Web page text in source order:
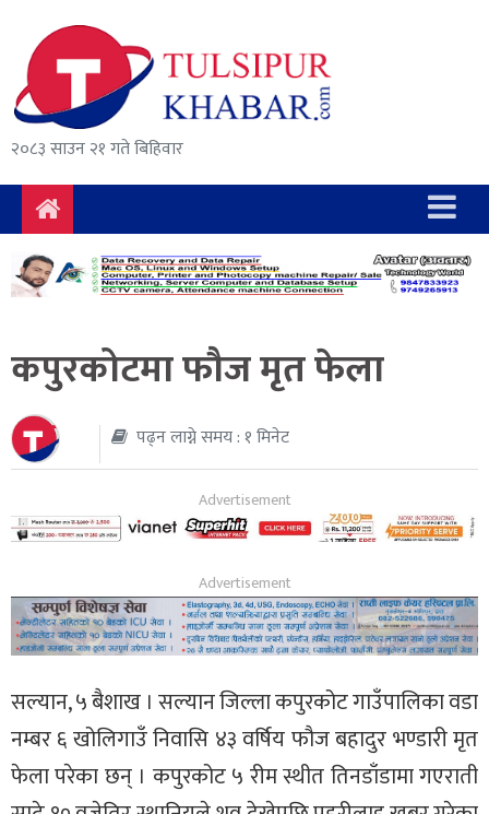
२०८३ साउन २१ गते बिहिवार
समाचार
राजनीति
सुरक्षा/
अपराध
दुर्घटना
विचार
अर्थ
संवाद
थप
कपुरकोटमा फौज मृत फेला
पढ्न लाग्ने समय : १ मिनेट
सल्यान, ५ बैशाख । सल्यान जिल्ला कपुरकोट गाउँपालिका वडा
नम्बर ६ खोलिगाउँ निवासि ४३ वर्षिय फौज बहादुर भण्डारी मृत
फेला परेका छन् । कपुरकोट ५ रीम स्थीत तिनडाँडामा गएराती